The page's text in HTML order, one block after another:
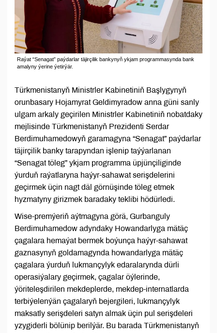
Raýat “Senagat” paýdarlar täjirçilik bankynyň ykjam programmasynda bank
amalyny ýerine ýetirýär.
Türkmenistanyň Ministrler Kabinetiniň Başlygynyň
orunbasary Hojamyrat Geldimyradow anna güni sanly
ulgam arkaly geçirilen Ministrler Kabinetiniň nobatdaky
mejlisinde Türkmenistanyň Prezidenti Serdar
Berdimuhamedowyň garamagyna “Senagat” paýdarlar
täjirçilik banky tarapyndan işlenip taýýarlanan
“Senagat töleg” ykjam programma üpjünçiliginde
ýurduň raýatlaryna haýyr-sahawat serişdelerini
geçirmek üçin nagt däl görnüşinde töleg etmek
hyzmatyny girizmek baradaky teklibi hödürledi.
Wise-premýeriň aýtmagyna görä, Gurbanguly
Berdimuhamedow adyndaky Howandarlyga mätäç
çagalara hemaýat bermek boýunça haýyr-sahawat
gaznasynyň goldamagynda howandarlyga mätäç
çagalara ýurduň lukmançylyk edaralarynda dürli
operasiýalary geçirmek, çagalar öýlerinde,
ýöriteleşdirilen mekdeplerde, mekdep-internatlarda
terbiýelenýän çagalaryň bejergileri, lukmançylyk
maksatly serişdeleri satyn almak üçin pul serişdeleri
yzygiderli bölünip berilýär. Bu barada Türkmenistanyň